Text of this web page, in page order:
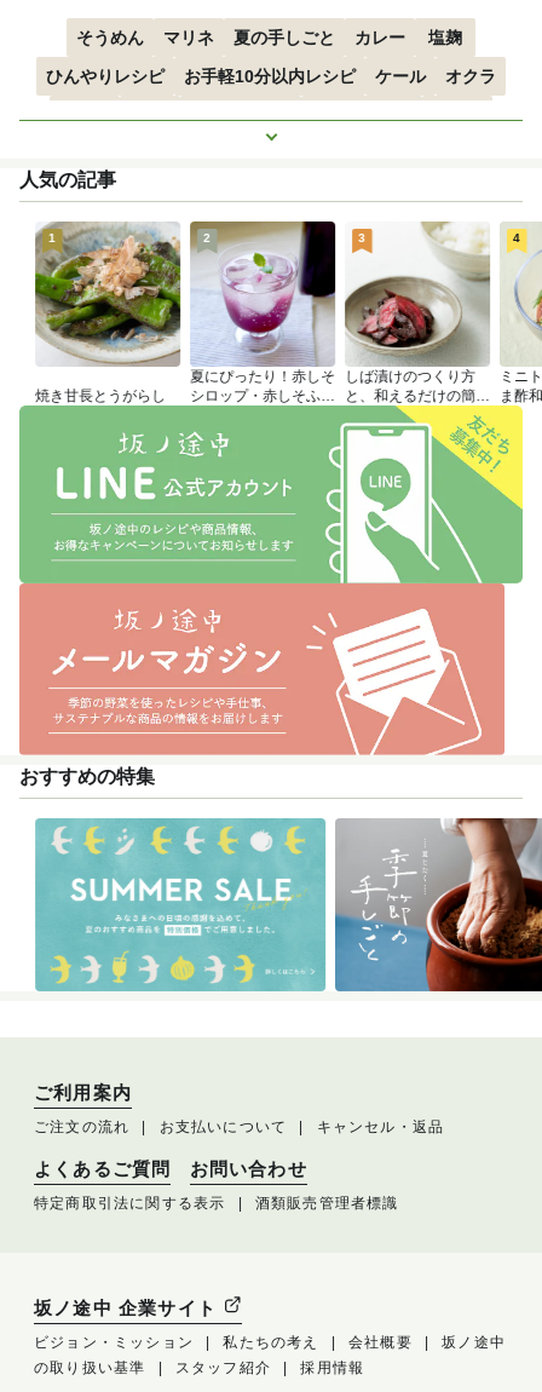
そうめん マリネ 夏の手しごと カレー
塩麹
ひんやりレシピ
お手軽10分以内レシピ ケール
オクラ
もっと見る
人気の記事
1
焼き甘長とうがらし
2
夏にぴったり！赤しそ
シロップ・赤しそふり
3
しば漬けのつくり方
と、和えるだけの簡単
アレンジレシピ
4
ミニ
ま酢
おすすめの特集
ご利用案内
ご注文の流れ お支払いについて キャンセル・返品
よくあるご質問 お問い合わせ
特定商取引法に関する表示 酒類販売管理者標識
坂ノ途中 企業サイト
ビジョン・ミッション 私たちの考え 会社概要
坂ノ途中
の取り扱い基準
スタッフ紹介 採用情報